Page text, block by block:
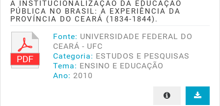
A INSTITUCIONALIZAÇÃO DA EDUCAÇÃO
PÚBLICA NO BRASIL: A EXPERIÊNCIA DA
PROVÍNCIA DO CEARÁ (1834-1844).
Fonte: UNIVERSIDADE FEDERAL DO
CEARÁ - UFC
Categoria: ESTUDOS E PESQUISAS
Tema: ENSINO E EDUCAÇÃO
Ano: 2010